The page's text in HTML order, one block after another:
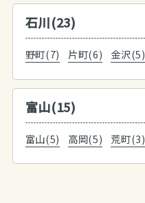
石川(23)
野町(7) 片町(6) 金沢(5)
富山(15)
富山(5) 高岡(5) 荒町(3)